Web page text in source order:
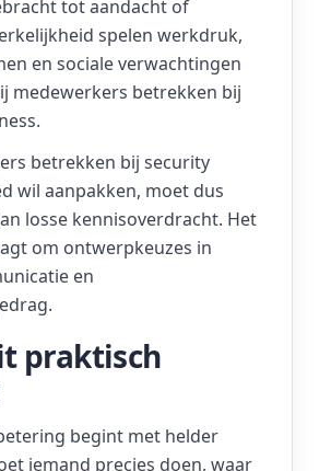
tot aandacht of
spelen werkdruk,
en sociale verwachtingen
medewerkers betrekken bij
betrekken bij security
wil aanpakken, moet dus
losse kennisoverdracht. Het
om ontwerpkeuzes in
en
praktisch
begint met helder
iemand precies doen, waar